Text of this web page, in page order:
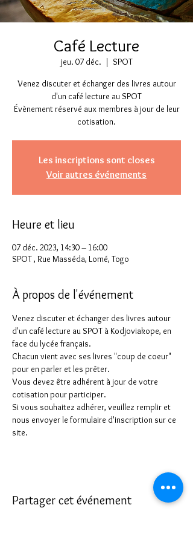
Café Lecture
jeu. 07 déc.
  |
SPOT
Venez discuter et échanger des livres autour
d'un café lecture au SPOT
Évènement réservé aux membres à jour de leur
cotisation.
Les inscriptions sont closes
Voir autres événements
Heure et lieu
07 déc. 2023, 14:30 – 16:00
SPOT , Rue Masséda, Lomé, Togo
À propos de l'événement
Venez discuter et échanger des livres autour
d'un café lecture au SPOT à Kodjoviakope, en
face du lycée français.
Chacun vient avec ses livres "coup de coeur"
pour en parler et les prêter.
Vous devez être adhérent à jour de votre
cotisation pour participer.
Si vous souhaitez adhérer, veuillez remplir et
nous envoyer le formulaire d'inscription sur ce
site.
Partager cet événement